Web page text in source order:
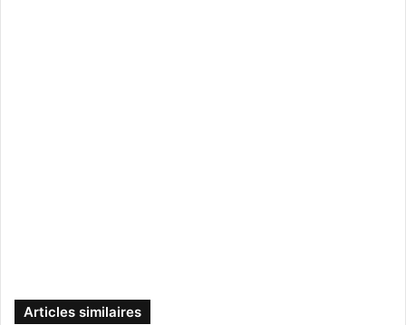
Articles similaires